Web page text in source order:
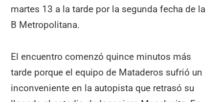
martes 13 a la tarde por la segunda fecha de la
B Metropolitana.
El encuentro comenzó quince minutos más
tarde porque el equipo de Mataderos sufrió un
inconveniente en la autopista que retrasó su